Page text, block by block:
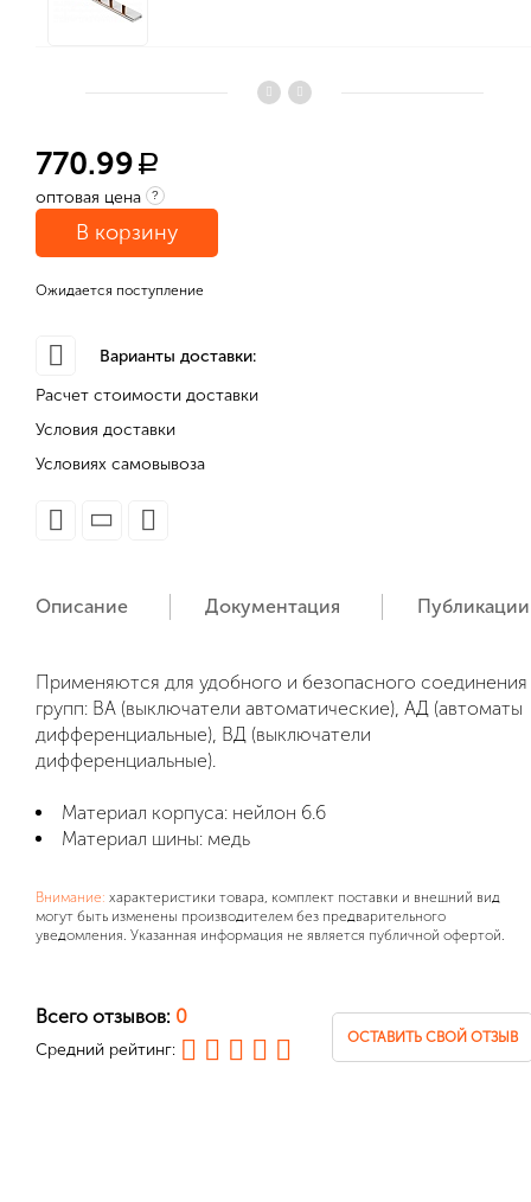
770.99 a
оптовая цена ?
В корзину
Ожидается поступление
Варианты доставки:
Расчет стоимости доставки
Условия доставки
Условиях самовывоза
Описание Документация Публикации
Применяются для удобного и безопасного соединения
групп: ВА (выключатели автоматические), АД (автоматы
дифференциальные), ВД (выключатели
дифференциальные).
Материал корпуса: нейлон 6.6
Материал шины: медь
Внимание: характеристики товара, комплект поставки и внешний вид
могут быть изменены производителем без предварительного
уведомления. Указанная информация не является публичной офертой.
Всего отзывов: 0
Средний рейтинг:
ОСТАВИТЬ СВОЙ ОТЗЫВ